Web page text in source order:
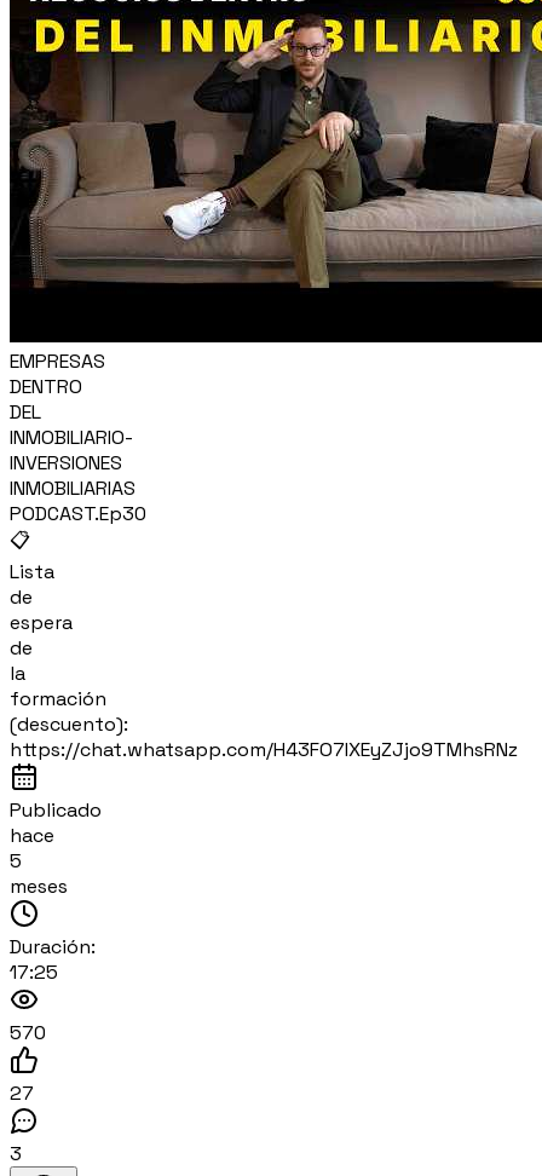
EMPRESAS
DENTRO
DEL
INMOBILIARIO-
INVERSIONES
INMOBILIARIAS
PODCAST.Ep30
📋
Lista
de
espera
de
la
formación
(descuento):
https://chat.whatsapp.com/H43FO7IXEyZJjo9TMhsRNz
Publicado
hace
5
meses
Duración:
17:25
570
27
3